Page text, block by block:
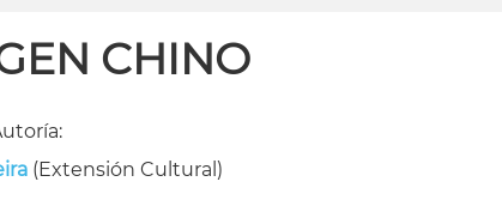
CHINO
(Extensión Cultural)